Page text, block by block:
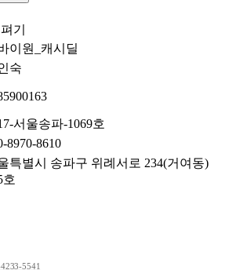
이원_캐시딜
숙
서울송파-1069호
8970-8610
특별시 송파구 위례서로 234(거여동)
호
5541